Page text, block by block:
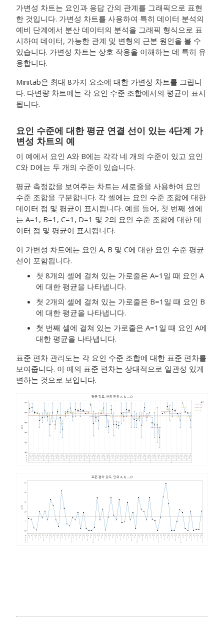
가변성 차트는 요인과 응답 간의 관계를 그래픽으로 표현
한 것입니다. 가변성 차트를 사용하여 특히 데이터 분석의
예비 단계에서 분산 데이터의 분석을 그래픽 형식으로 표
시하여 데이터, 가능한 관계 및 변형의 근본 원인을 볼 수
있습니다. 가변성 차트는 상호 작용을 이해하는 데 특히 유
용합니다.
Minitab은 최대 8가지 요소에 대한 가변성 차트를 그립니
다. 다변량 차트에는 각 요인 수준 조합에서의 평균이 표시
됩니다.
요인 수준에 대한 평균 연결 선이 있는 4단계 가
변성 차트의 예
이 예에서 요인 A와 B에는 각각 네 개의 수준이 있고 요인
C와 D에는 두 개의 수준이 있습니다.
평균 측정값을 보여주는 차트는 세로줄을 사용하여 요인
수준 조합을 구분합니다. 각 셀에는 요인 수준 조합에 대한
데이터 점 및 평균이 표시됩니다. 예를 들어, 첫 번째 셀에
는 A=1, B=1, C=1, D=1 및 2의 요인 수준 조합에 대한 데
이터 점 및 평균이 표시됩니다.
이 가변성 차트에는 요인 A, B 및 C에 대한 요인 수준 평균
선이 포함됩니다.
첫 8개의 셀에 걸쳐 있는 가로줄은 A=1일 때 요인 A
에 대한 평균을 나타냅니다.
첫 2개의 셀에 걸쳐 있는 가로줄은 B=1일 때 요인 B
에 대한 평균을 나타냅니다.
첫 번째 셀에 걸쳐 있는 가로줄은 A=1일 때 요인 A에
대한 평균을 나타냅니다.
표준 편차 관리도는 각 요인 수준 조합에 대한 표준 편차를
보여줍니다. 이 예의 표준 편차는 상대적으로 일관성 있게
변하는 것으로 보입니다.